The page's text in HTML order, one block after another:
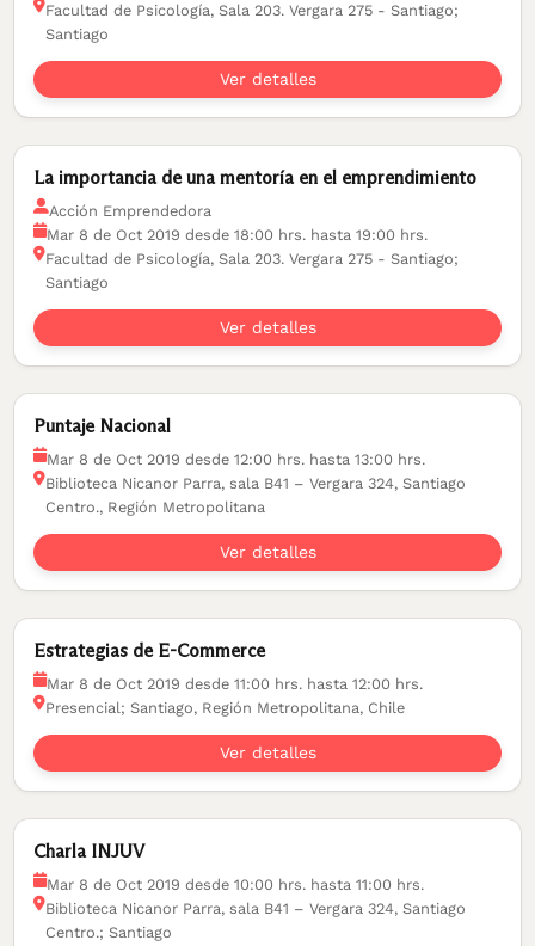
Facultad de Psicología, Sala 203. Vergara 275 - Santiago;
Santiago
Ver detalles
La importancia de una mentoría en el emprendimiento
Acción Emprendedora
Mar 8 de Oct 2019 desde 18:00 hrs. hasta 19:00 hrs.
Facultad de Psicología, Sala 203. Vergara 275 - Santiago;
Santiago
Ver detalles
Puntaje Nacional
Mar 8 de Oct 2019 desde 12:00 hrs. hasta 13:00 hrs.
Biblioteca Nicanor Parra, sala B41 – Vergara 324, Santiago
Centro., Región Metropolitana
Ver detalles
Estrategias de E-Commerce
Mar 8 de Oct 2019 desde 11:00 hrs. hasta 12:00 hrs.
Presencial; Santiago, Región Metropolitana, Chile
Ver detalles
Charla INJUV
Mar 8 de Oct 2019 desde 10:00 hrs. hasta 11:00 hrs.
Biblioteca Nicanor Parra, sala B41 – Vergara 324, Santiago
Centro.; Santiago